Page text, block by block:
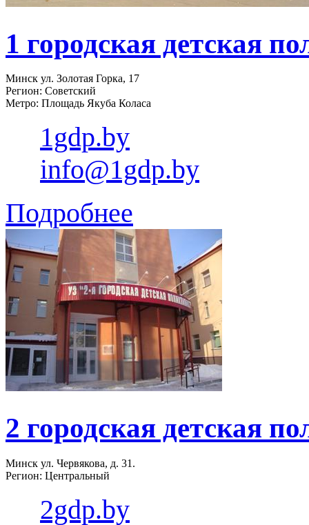
1 городская детская
Минск ул. Золотая Горка, 17
Регион: Советский
Метро: Площадь Якуба Коласа
1gdp.by
info@1gdp.by
Подробнее
2 городская детская
Минск ул. Червякова, д. 31.
Регион: Центральный
2gdp.by